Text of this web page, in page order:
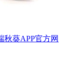
秋葵APP官方网